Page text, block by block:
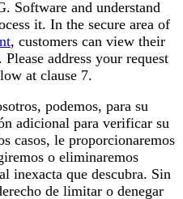
Software and understand
it. In the secure area of
, customers can view their
address your request
at clause 7.
podemos, para su
adicional para verificar su
casos, le proporcionaremos
o eliminaremos
inexacta que descubra. Sin
de limitar o denegar